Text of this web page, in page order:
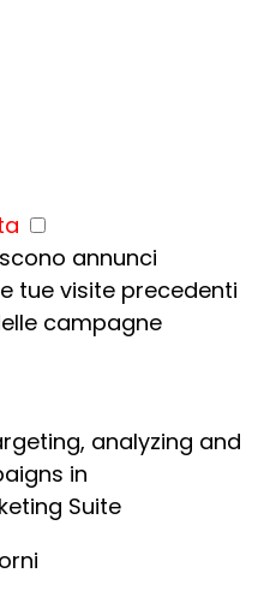
annunci
tue visite precedenti
campagne
analyzing and
in
Suite